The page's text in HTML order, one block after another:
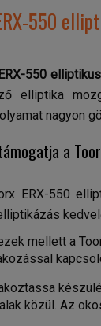
550
550
elliptika
nagyon
a
ERX-550
mellett a
közül. Az